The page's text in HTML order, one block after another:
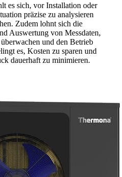
es sich, vor Installation oder
präzise zu analysieren
Zudem lohnt sich die
Auswertung von Messdaten,
und den Betrieb
es, Kosten zu sparen und
dauerhaft zu minimieren.